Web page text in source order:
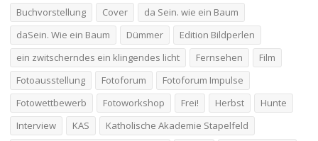
Buchvorstellung Cover
da Sein. wie ein Baum
daSein. Wie ein Baum
Dümmer
Edition Bildperlen
ein zwitscherndes ein klingendes licht
Fernsehen
Film
Fotoausstellung
Fotoforum
Fotoforum Impulse
Fotowettbewerb
Fotoworkshop Frei! Herbst
Hunte
Interview
KAS
Katholische Akademie Stapelfeld